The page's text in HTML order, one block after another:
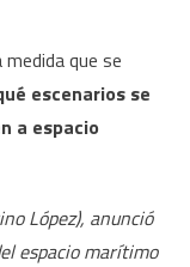
que se
escenarios se
a espacio
López), anunció
espacio marítimo